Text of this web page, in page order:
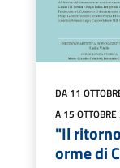
DA 11
A 15
"Il
orme di